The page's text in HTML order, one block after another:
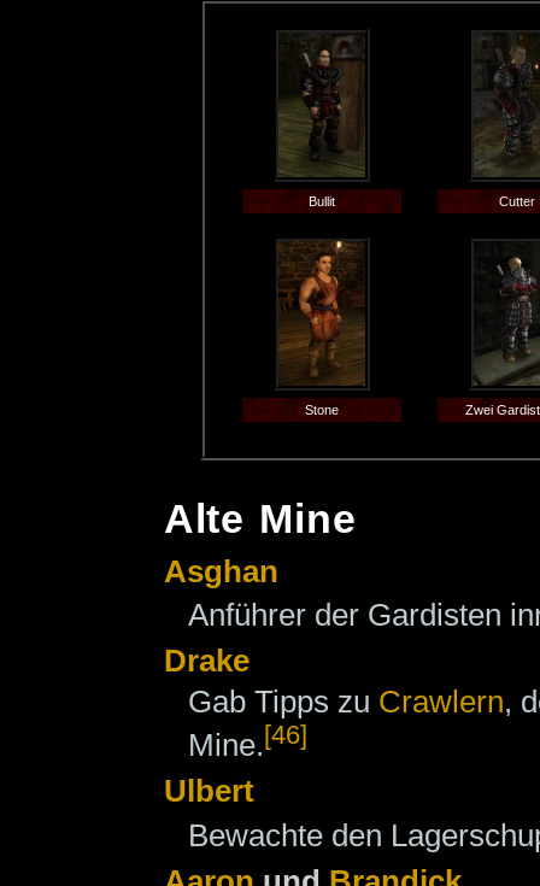
Bullit Cutter
Stone Zwei
Alte Mine
Asghan
Anführer der Gardisten
Drake
Gab Tipps zu Crawlern,
Mine. [46]
Ulbert
Bewachte den